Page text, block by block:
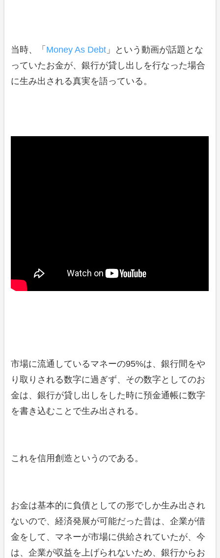
当時、「 Money As Debt 」という動画が話題とな
っていたお金が、銀行が貸し出しを行なった場合
に生み出される真実を語っている。
市場に流通しているマネーの95%は、銀行間をや
り取りされる数字に過ぎず、その数字としてのお
金は、銀行が貸し出しをした時に預金通帳に数字
を書き込むことで生み出される。
これを信用創造というのである。
お金は基本的に負債としての形でしか生み出され
ないので、経済発展が可能だった昔は、企業が借
金をして、マネーが市場に供給されていたが、今
は、企業が収益を上げられないため、銀行からお